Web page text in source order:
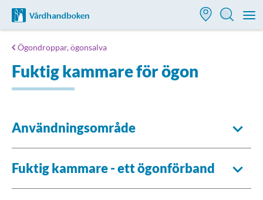
Till startsidan för Vårdhandboken
Ögondroppar, ögonsalva
Fuktig kammare för ögon
Användningsområde
Fuktig kammare - ett ögonförband